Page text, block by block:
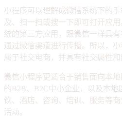
小程序可以理解成微信系统下的
及、扫一扫或搜一下即可打开应
统的第三方应用，跟微信一样具
通过微信渠道进行传播。所以，
属于社交电商，并具有社交属性和
微信小程序更适合于销售面向本
的B2B、B2C中小企业，以及本
饮、酒店、咨询、培训、服务等
活动。